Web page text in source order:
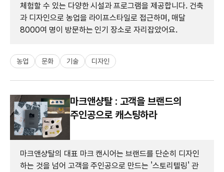
체험할 수 있는 다양한 시설과 프로그램을 제공합니다. 건축
과 디자인으로 농업을 라이프스타일로 접근하며, 매달
8000여 명이 방문하는 인기 장소로 자리잡았어요.
농업 문화 기술 디자인
마크앤샹탈 : 고객을 브랜드의
주인공으로 캐스팅하라
마크앤샹탈의 대표 마크 캔시어는 브랜드를 단순히 디자인
하는 것을 넘어 고객을 주인공으로 만드는 '스토리텔링' 관